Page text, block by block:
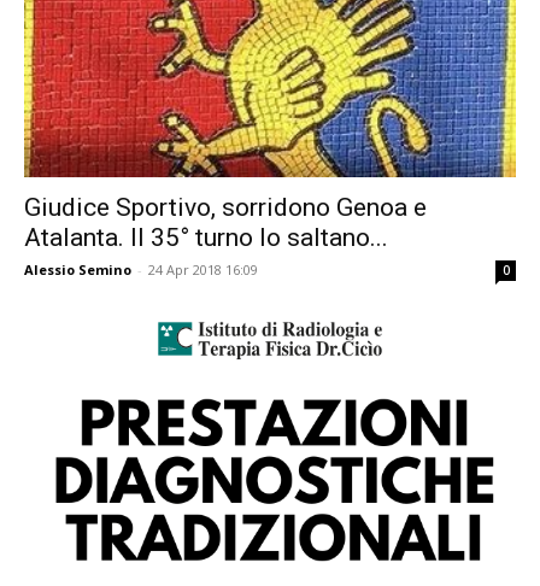
Giudice Sportivo, sorridono Genoa e
Atalanta. Il 35° turno lo saltano...
Alessio Semino - 24 Apr 2018 16:09 0